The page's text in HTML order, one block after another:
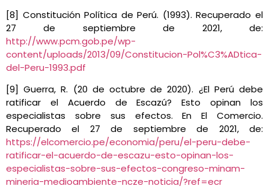
[8] Constitución Política de Perú. (1993). Recuperado el
27 de septiembre de 2021, de:
http://www.pcm.gob.pe/wp-
content/uploads/2013/09/Constitucion-Pol%C3%ADtica-
del-Peru-1993.pdf
[9] Guerra, R. (20 de octubre de 2020). ¿El Perú debe
ratificar el Acuerdo de Escazú? Esto opinan los
especialistas sobre sus efectos. En El Comercio.
Recuperado el 27 de septiembre de 2021, de:
https://elcomercio.pe/economia/peru/el-peru-debe-
ratificar-el-acuerdo-de-escazu-esto-opinan-los-
especialistas-sobre-sus-efectos-congreso-minam-
mineria-medioambiente-ncze-noticia/?ref=ecr